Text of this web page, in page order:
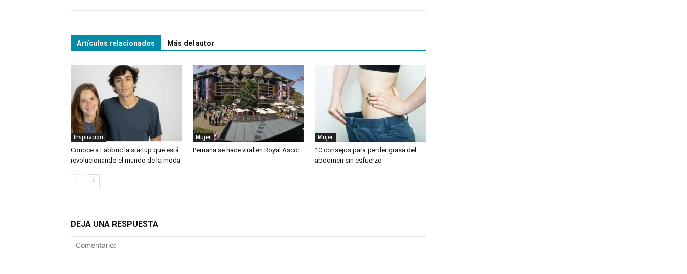
Artículos relacionados Más del autor
Inspiración
Conoce a Fabbric la startup que está
revolucionando el mundo de la moda
Mujer
Peruana se hace viral en Royal Ascot
Mujer
10 consejos para perder grasa del
abdomen sin esfuerzo
DEJA UNA RESPUESTA